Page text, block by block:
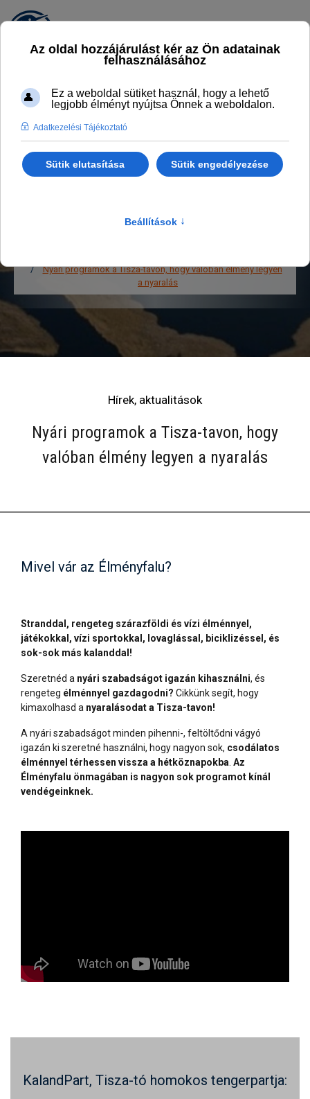
PROGRAMOK,
AKTUALITÁSOK
Legyél naprakész
Nyári programok a Tisza-tavon, hogy valóban élmény legyen
a nyaralás
Hírek, aktualitások
Nyári programok a Tisza-tavon, hogy
valóban élmény legyen a nyaralás
Mivel vár az Élményfalu?
Stranddal, rengeteg szárazföldi és vízi élménnyel,
játékokkal, vízi sportokkal, lovaglással, biciklizéssel, és
sok-sok más kalanddal!
Szeretnéd a nyári szabadságot igazán kihasználni, és
rengeteg élménnyel gazdagodni? Cikkünk segít, hogy
kimaxolhasd a nyaralásodat a Tisza-tavon!
A nyári szabadságot minden pihenni-, feltöltődni vágyó
igazán ki szeretné használni, hogy nagyon sok, csodálatos
élménnyel térhessen vissza a hétköznapokba Az
Élményfalu önmagában is nagyon sok programot kínál
vendégeinknek.
KalandPart, Tisza-tó homokos tengerpartja: